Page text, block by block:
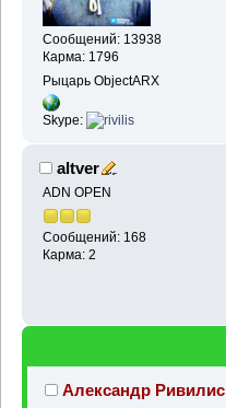
Сообщений: 13938
Карма: 1796
Рыцарь ObjectARX
Skype:
altver
ADN OPEN
Сообщений: 168
Карма: 2
Александр Ривилис